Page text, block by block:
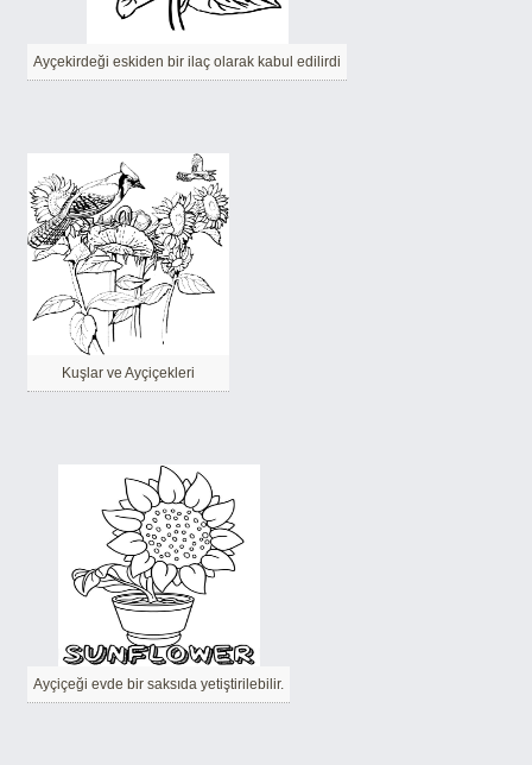
Ayçekirdeği eskiden bir ilaç olarak kabul edilirdi
Kuşlar ve Ayçiçekleri
Ayçiçeği evde bir saksıda yetiştirilebilir.